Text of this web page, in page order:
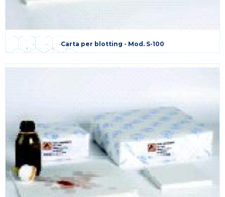
Carta per blotting - Mod. S-100